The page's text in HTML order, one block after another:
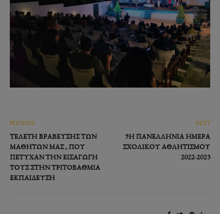
PREVIOUS
ΤΕΛΕΤΉ ΒΡΆΒΕΥΣΗΣ ΤΩΝ
ΜΑΘΗΤΏΝ ΜΑΣ , ΠΟΥ
ΠΈΤΥΧΑΝ ΤΗΝ ΕΙΣΑΓΩΓΉ
ΤΟΥΣ ΣΤΗΝ ΤΡΙΤΟΒΆΘΜΙΑ
ΕΚΠΑΊΔΕΥΣΗ
NEXT
9Η ΠΑΝΕΛΛΗΝΊΑ ΗΜΈΡΑ
ΣΧΟΛΙΚΟΎ ΑΘΛΗΤΙΣΜΟΎ
2022-2023